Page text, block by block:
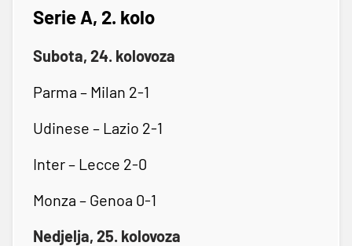
Serie A, 2. kolo
Subota, 24. kolovoza
Parma – Milan 2-1
Udinese – Lazio 2-1
Inter – Lecce 2-0
Monza – Genoa 0-1
Nedjelja, 25. kolovoza